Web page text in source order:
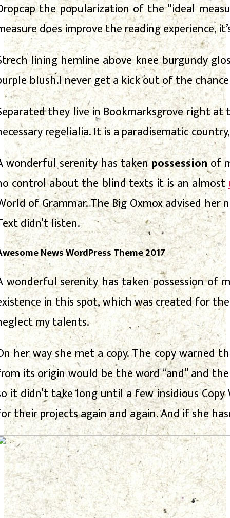
ropcap the popularization of the “ideal
does improve the reading experience,
lining hemline above knee burgundy
blush.I never get a kick out of the
they live in Bookmarksgrove right
regelialia. It is a paradisematic
wonderful serenity has takenpossessionof
control about the blind texts it is an almost
of Grammar. The Big Oxmox advised
didn’t listen.
News WordPress Theme 2017
wonderful serenity has taken possession
in this spot, which was created for
my talents.
her way she met a copy. The copy
its origin would be the word “and” and
it didn’t take long until a few insidious
their projects again and again. And if she